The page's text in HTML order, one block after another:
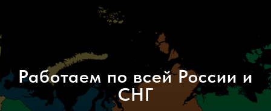
Работаем по всей России и
СНГ